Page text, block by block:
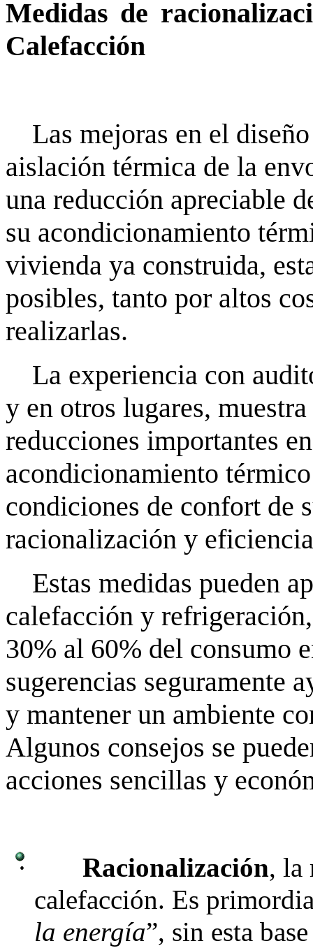
Medidas de
Calefacción
Las mejoras en el
aislación térmica de la
una reducción apreciable
su acondicionamiento
vivienda ya construida,
posibles, tanto por altos
realizarlas.
La experiencia con
y en otros lugares,
reducciones importantes
acondicionamiento
condiciones de confort de
racionalización y
Estas medidas pueden
calefacción y
30% al 60% del consumo
sugerencias seguramente
y mantener un ambiente
Algunos consejos se
acciones sencillas y
· Racionalización, la
calefacción. Es
la energía”, sin esta